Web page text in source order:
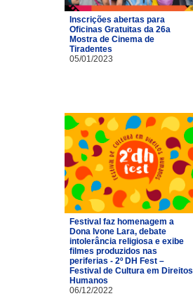
Inscrições abertas para
Oficinas Gratuitas da 26a
Mostra de Cinema de
Tiradentes
05/01/2023
Festival faz homenagem a
Dona Ivone Lara, debate
intolerância religiosa e exibe
filmes produzidos nas
periferias - 2º DH Fest –
Festival de Cultura em Direitos
Humanos
06/12/2022